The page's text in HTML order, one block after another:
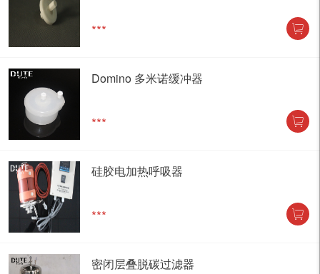
***
Domino 多米诺缓冲器
***
硅胶电加热呼吸器
***
密闭层叠脱碳过滤器